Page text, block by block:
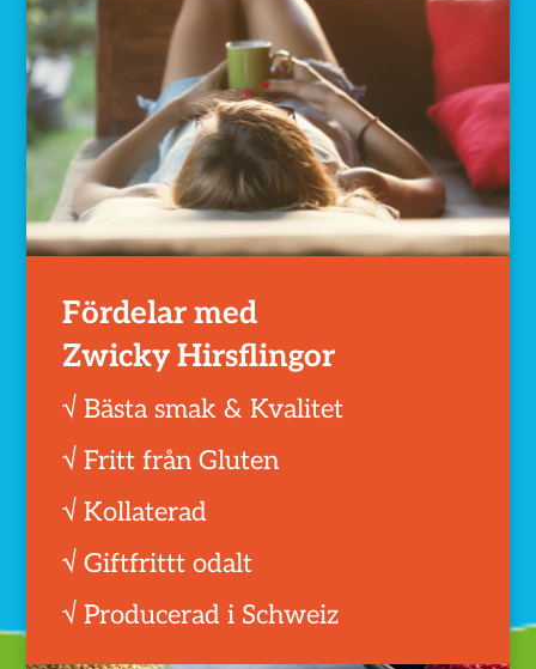
Fördelar med
Zwicky Hirsflingor
√ Bästa smak & Kvalitet
√ Fritt från Gluten
√ Kollaterad
√ Giftfrittt odalt
√ Producerad i Schweiz